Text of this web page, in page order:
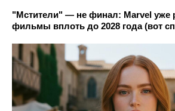
"Мстители" — не финал: Marvel уже
фильмы вплоть до 2028 года (вот